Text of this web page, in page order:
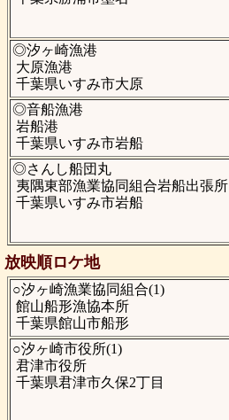
◎汐ヶ崎漁港
大原漁港
千葉県いすみ市大原
◎音船漁港
岩船港
千葉県いすみ市岩船
◎さんし船団丸
夷隅東部漁業協同組合岩船出張所
千葉県いすみ市岩船
放映順ロケ地
○汐ヶ崎漁業協同組合(1)
館山船形漁協本所
千葉県館山市船形
○汐ヶ崎市役所(1)
君津市役所
千葉県君津市久保2丁目